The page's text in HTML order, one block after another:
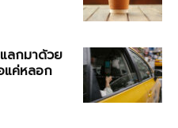
ลกมาด้วย
แค่หลอก